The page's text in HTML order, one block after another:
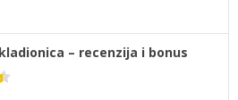
– recenzija i bonus